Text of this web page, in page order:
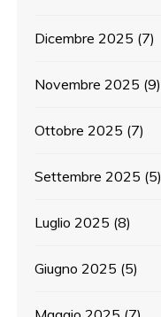
Dicembre 2025 (7)
Novembre 2025 (9)
Ottobre 2025 (7)
Settembre 2025 (5)
Luglio 2025 (8)
Giugno 2025 (5)